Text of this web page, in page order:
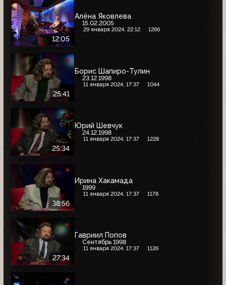
12:05
Алёна Яковлева
15.02.2005
29 января 2024, 22:12 1266
25:41
Борис Шапиро-Тулин
23.12.1998
11 января 2024, 17:37 1044
25:34
Юрий Шевчук
24.12.1998
11 января 2024, 17:37 1228
38:56
Ирина Хакамада
1999
11 января 2024, 17:37 1178
27:34
Гавриил Попов
Сентябрь 1998
11 января 2024, 17:37 1126